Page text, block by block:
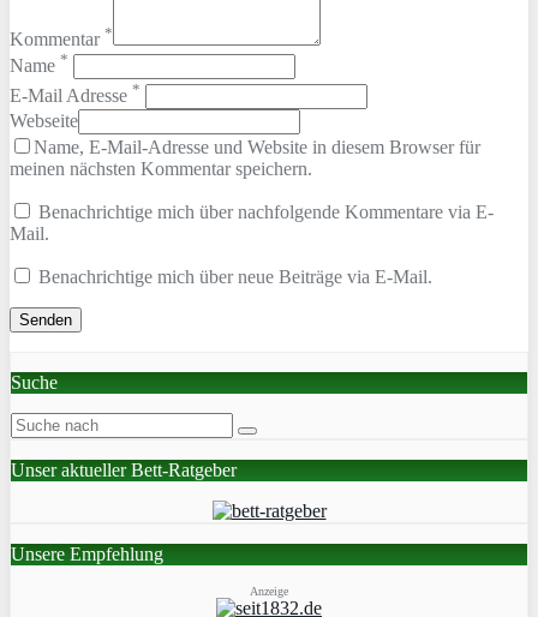
Kommentar *
Name *
E-Mail Adresse *
Webseite
Name, E-Mail-Adresse und Website in diesem Browser für
meinen nächsten Kommentar speichern.
Benachrichtige mich über nachfolgende Kommentare via E-
Mail.
Benachrichtige mich über neue Beiträge via E-Mail.
Suche
Unser aktueller Bett-Ratgeber
Unsere Empfehlung
Anzeige